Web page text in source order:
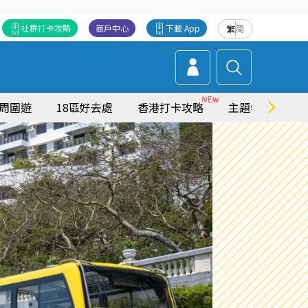
繁简
下載 App
商戶中心
社群打卡攻略
圍遊 18區好去處 香港打卡攻略 主題特集